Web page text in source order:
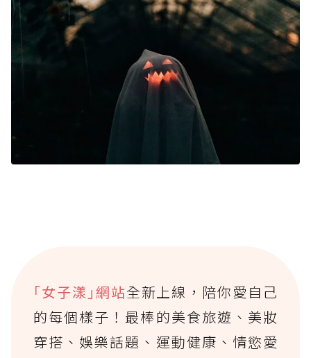
｢女子漾｣網站全新上線，陪你愛自己
的每個樣子！最棒的美食旅遊、美妝
穿搭、娛樂話題、運動健康、情慾愛